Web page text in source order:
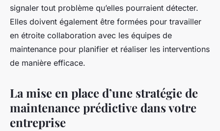
signaler tout problème qu’elles pourraient détecter.
Elles doivent également être formées pour travailler
en étroite collaboration avec les équipes de
maintenance pour planifier et réaliser les interventions
de manière efficace.
La mise en place d’une stratégie de
maintenance prédictive dans votre
entreprise